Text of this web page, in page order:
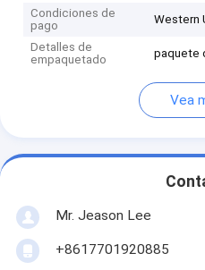
Condiciones de
pago
Western
Detalles de
empaquetado
paquete
Vea
Mr. Jeason Lee
+8617701920885